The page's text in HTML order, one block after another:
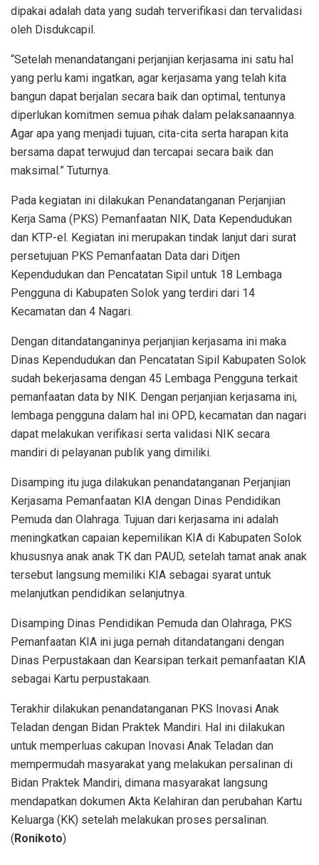
dipakai adalah data yang sudah terverifikasi dan tervalidasi
oleh Disdukcapil.
“Setelah menandatangani perjanjian kerjasama ini satu hal
yang perlu kami ingatkan, agar kerjasama yang telah kita
bangun dapat berjalan secara baik dan optimal, tentunya
diperlukan komitmen semua pihak dalam pelaksanaannya.
Agar apa yang menjadi tujuan, cita-cita serta harapan kita
bersama dapat terwujud dan tercapai secara baik dan
maksimal.” Tuturnya.
Pada kegiatan ini dilakukan Penandatanganan Perjanjian
Kerja Sama (PKS) Pemanfaatan NIK, Data Kependudukan
dan KTP-el. Kegiatan ini merupakan tindak lanjut dari surat
persetujuan PKS Pemanfaatan Data dari Ditjen
Kependudukan dan Pencatatan Sipil untuk 18 Lembaga
Pengguna di Kabupaten Solok yang terdiri dari 14
Kecamatan dan 4 Nagari.
Dengan ditandatanganinya perjanjian kerjasama ini maka
Dinas Kependudukan dan Pencatatan Sipil Kabupaten Solok
sudah bekerjasama dengan 45 Lembaga Pengguna terkait
pemanfaatan data by NIK. Dengan perjanjian kerjasama ini,
lembaga pengguna dalam hal ini OPD, kecamatan dan nagari
dapat melakukan verifikasi serta validasi NIK secara
mandiri di pelayanan publik yang dimiliki.
Disamping itu juga dilakukan penandatanganan Perjanjian
Kerjasama Pemanfaatan KIA dengan Dinas Pendidikan
Pemuda dan Olahraga. Tujuan dari kerjasama ini adalah
meningkatkan capaian kepemilikan KIA di Kabupaten Solok
khususnya anak anak TK dan PAUD, setelah tamat anak anak
tersebut langsung memiliki KIA sebagai syarat untuk
melanjutkan pendidikan selanjutnya.
Disamping Dinas Pendidikan Pemuda dan Olahraga, PKS
Pemanfaatan KIA ini juga pernah ditandatangani dengan
Dinas Perpustakaan dan Kearsipan terkait pemanfaatan KIA
sebagai Kartu perpustakaan.
Terakhir dilakukan penandatanganan PKS Inovasi Anak
Teladan dengan Bidan Praktek Mandiri. Hal ini dilakukan
untuk memperluas cakupan Inovasi Anak Teladan dan
mempermudah masyarakat yang melakukan persalinan di
Bidan Praktek Mandiri, dimana masyarakat langsung
mendapatkan dokumen Akta Kelahiran dan perubahan Kartu
Keluarga (KK) setelah melakukan proses persalinan.
(Ronikoto)